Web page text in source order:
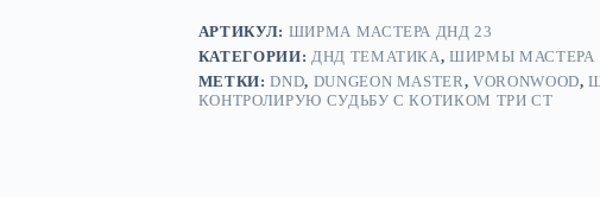
дерево
—
3
секции
АРТИКУЛ: ШИРМА МАСТЕРА ДНД 23
КАТЕГОРИИ: ДНД ТЕМАТИКА,ШИРМЫ МАСТЕРА
МЕТКИ:DND, DUNGEON MASTER,VORONWOOD,
КОНТРОЛИРУЮ СУДЬБУ С КОТИКОМ ТРИ СТ